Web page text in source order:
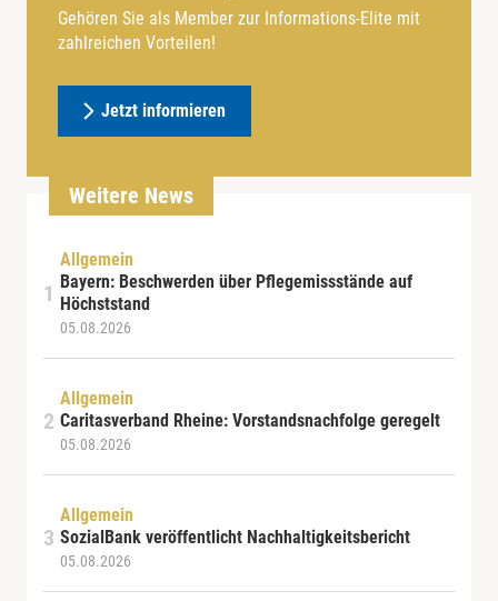
Gehören Sie als Member zur Informations-Elite mit
zahlreichen Vorteilen!
Jetzt informieren
Weitere News
Allgemein
Bayern: Beschwerden über Pflegemissstände auf
Höchststand
05.08.2026
Allgemein
Caritasverband Rheine: Vorstandsnachfolge geregelt
05.08.2026
Allgemein
SozialBank veröffentlicht Nachhaltigkeitsbericht
05.08.2026